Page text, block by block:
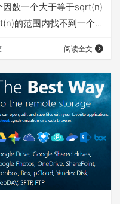
数一个大于等于sqrt(n)
的范围内找不到一个整
2~sqrt(n)以内的数是否
质数都是奇数，所以不
的之间的奇数就可
，…
阅读全文